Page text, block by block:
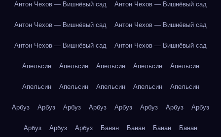
Антон Чехов — Вишнёвый сад Антон Чехов — Вишнёвый сад
Антон Чехов — Вишнёвый сад Антон Чехов — Вишнёвый сад
Антон Чехов — Вишнёвый сад Антон Чехов — Вишнёвый сад
Апельсин Апельсин Апельсин Апельсин Апельсин
Апельсин Апельсин Апельсин Апельсин Апельсин
Арбуз Арбуз Арбуз Арбуз Арбуз Арбуз Арбуз Арбуз
Арбуз Арбуз Арбуз Банан Банан Банан Банан